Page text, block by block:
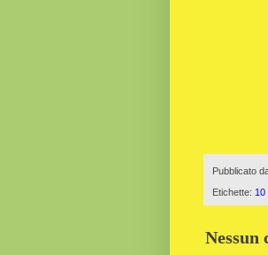
Pubblicato
Etichette: 10
Nessun